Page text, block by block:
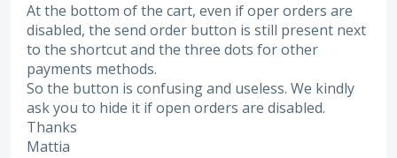
At the bottom of the cart, even if oper orders are
disabled, the send order button is still present next
to the shortcut and the three dots for other
payments methods.
So the button is confusing and useless. We kindly
ask you to hide it if open orders are disabled.
Thanks
Mattia